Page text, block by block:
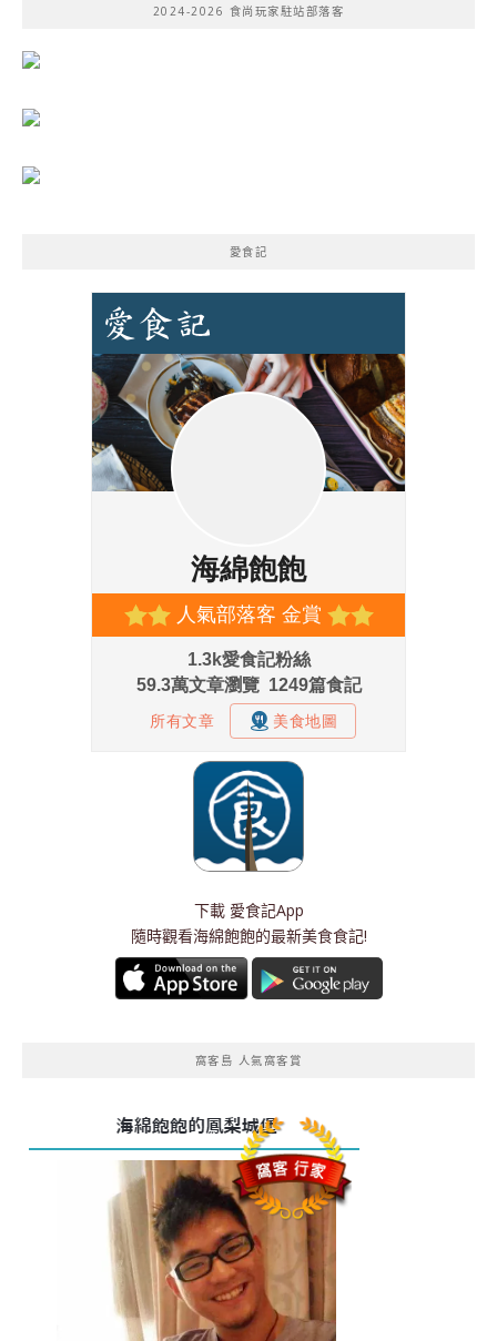
2024-2026 食尚玩家駐站部落客
愛食記
下載 愛食記App
隨時觀看海綿飽飽的最新美食食記!
窩客島 人氣窩客賞